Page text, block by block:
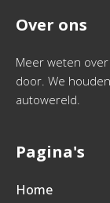
Over ons
Meer weten
door. We
autowereld.
Pagina's
Home